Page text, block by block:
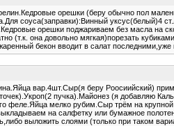
орешки (беру обычно пол
соуса(заправки):Винный уксус(белый)4
орешки поджариваем без масла на
(т.к. она довольно мягкая)порезать
бекон вводит в салат последними,уже
вар.4шт.Сыр(я беру Роосиийский)
пучка).Майонез (я добавляю
феле.Яйца мелко рубим.Сыр трём на
на салфетку или бумажное
выложить слоями (только при таком